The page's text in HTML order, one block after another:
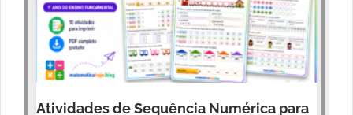
Atividades de Sequência Numérica para